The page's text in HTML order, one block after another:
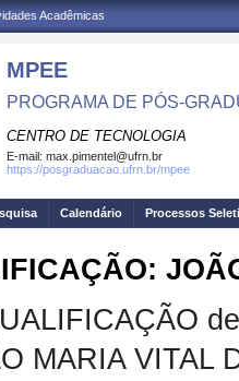
Acadêmicas
MPEE
PROGRAMA DE PÓS-
CENTRO DE TECNOLOGIA
E-mail: max.pimentel@ufrn.br
https://posgraduacao.ufrn.br/mpee
Calendário Processos
MARIA VITAL